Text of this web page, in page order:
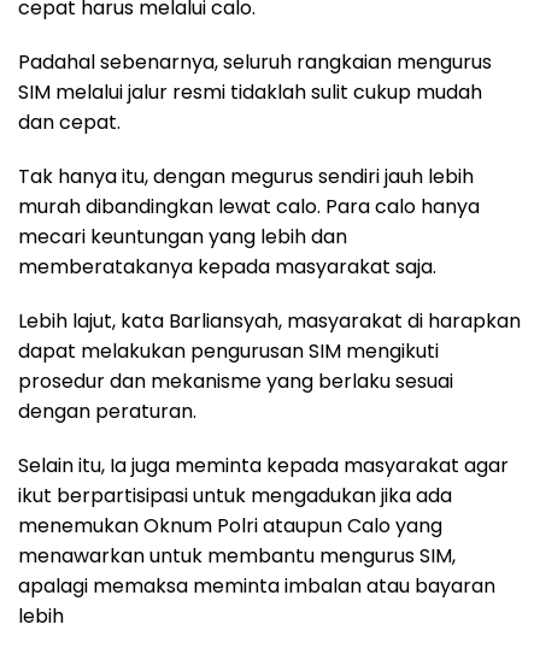
cepat harus melalui calo.
Padahal sebenarnya, seluruh rangkaian mengurus
SIM melalui jalur resmi tidaklah sulit cukup mudah
dan cepat.
Tak hanya itu, dengan megurus sendiri jauh lebih
murah dibandingkan lewat calo. Para calo hanya
mecari keuntungan yang lebih dan
memberatakanya kepada masyarakat saja.
Lebih lajut, kata Barliansyah, masyarakat di harapkan
dapat melakukan pengurusan SIM mengikuti
prosedur dan mekanisme yang berlaku sesuai
dengan peraturan.
Selain itu, Ia juga meminta kepada masyarakat agar
ikut berpartisipasi untuk mengadukan jika ada
menemukan Oknum Polri ataupun Calo yang
menawarkan untuk membantu mengurus SIM,
apalagi memaksa meminta imbalan atau bayaran
lebih